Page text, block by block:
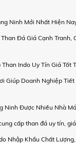
Ninh Mới Nhất Hiện
Đá Giá Cạnh Tranh,
Than Indo Uy Tín Giá Tốt
Giúp Doanh Nghiệp Tiết
Ninh Được Nhiều Nhà
cấp than đá uy tín,
Nhập Khẩu Chất